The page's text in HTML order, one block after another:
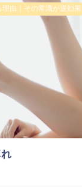
由｜その常識が逆効果